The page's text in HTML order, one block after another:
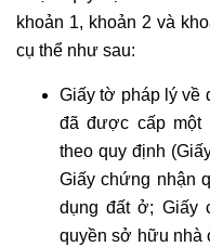
khoản 1, khoản 2 và
cụ thể như sau:
Giấy tờ pháp lý về
đã được cấp một
theo quy định
Giấy chứng nhận
dụng đất ở; Giấy
quyền sở hữu nhà